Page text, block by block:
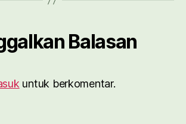
Balasan
untuk berkomentar.